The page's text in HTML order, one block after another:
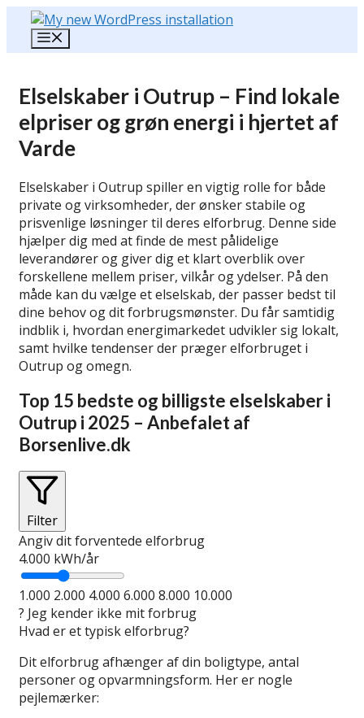
Hop
indhold
Elselskaber i Outrup – Find lokale
elpriser og grøn energi i hjertet af
Varde
Elselskaber i Outrup spiller en vigtig rolle for både
private og virksomheder, der ønsker stabile og
prisvenlige løsninger til deres elforbrug. Denne side
hjælper dig med at finde de mest pålidelige
leverandører og giver dig et klart overblik over
forskellene mellem priser, vilkår og ydelser. På den
måde kan du vælge et elselskab, der passer bedst til
dine behov og dit forbrugsmønster. Du får samtidig
indblik i, hvordan energimarkedet udvikler sig lokalt,
samt hvilke tendenser der præger elforbruget i
Outrup og omegn.
Top 15 bedste og billigste elselskaber i
Outrup i 2025 – Anbefalet af
Borsenlive.dk
Filter
Angiv dit forventede elforbrug
4.000 kWh/år
1.000 2.000 4.000 6.000 8.000 10.000
? Jeg kender ikke mit forbrug
Hvad er et typisk elforbrug?
Dit elforbrug afhænger af din boligtype, antal
personer og opvarmningsform. Her er nogle
pejlemærker: